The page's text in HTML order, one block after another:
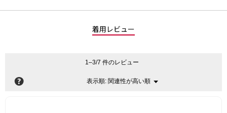
着用レビュー
1–3/7 件のレビュー
? 表示順: 関連性が高い順 ▼
メ